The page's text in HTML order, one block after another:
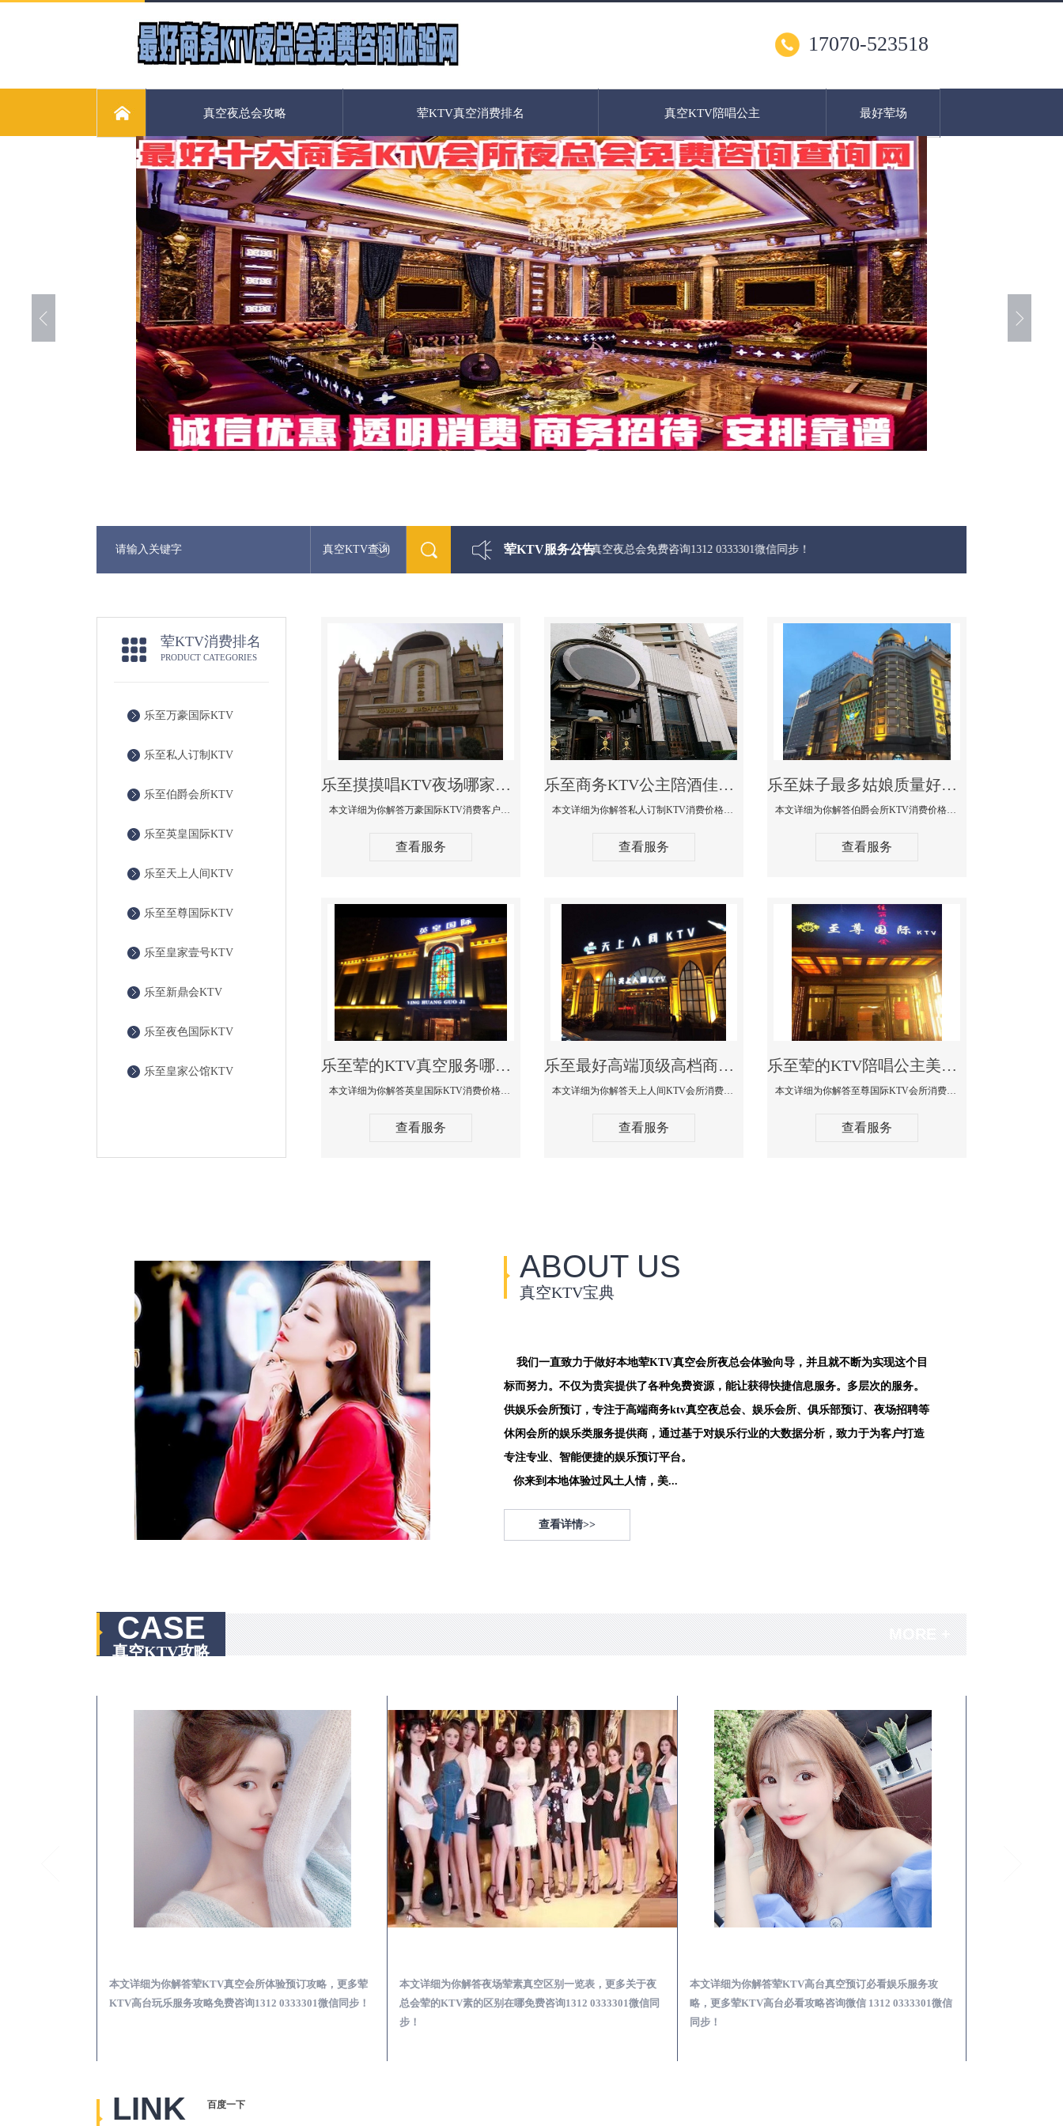
17070-523518
真空夜总会攻略 荤KTV真空消费排名 真空KTV陪唱公主 最好荤场
真空KTV查询 荤KTV服务公告
最新荤KTV真空夜总会免费咨询1312 0333301微信同步！
荤KTV消费排名
PRODUCT CATEGORIES
乐至万豪国际KTV
乐至私人订制KTV
乐至伯爵会所KTV
乐至英皇国际KTV
乐至天上人间KTV
乐至至尊国际KTV
乐至皇家壹号KTV
乐至新鼎会KTV
乐至夜色国际KTV
乐至皇家公馆KTV
乐至摸摸唱KTV夜场哪家好玩开放-万豪国际KTV消费客户点评
本文详细为你解答万豪国际KTV消费客户点评，更多关于摸摸唱KTV夜场哪家好玩开放咨询1312 0333301微信同步！
查看服务
乐至商务KTV公主陪酒佳丽漂亮哪家多-私人订制KTV消费价格口碑点评
本文详细为你解答私人订制KTV消费价格口碑点评，更多关于商务KTV公主陪酒佳丽漂亮哪家多免费咨询1312 0333301微信同步！
查看服务
乐至妹子最多姑娘质量好的真空夜总会KTV-伯爵会所KTV消费点评
本文详细为你解答伯爵会所KTV消费价格点评，更多关于妹子最多姑娘质量好的真空夜总会KTV免费咨询1312 0333301微信同步！
查看服务
乐至荤的KTV真空服务哪家好-英皇国际KTV消费价格口碑点评
本文详细为你解答英皇国际KTV消费价格点评，更多关于荤的KTV真空服务哪家好免费咨询1312 0333301微信同步！
查看服务
乐至最好高端顶级高档商务KTV夜总会-天上人间KTV消费点评
本文详细为你解答天上人间KTV会所消费价格点评，更多关于最好高端顶级高档商务KTV夜总会免费咨询1312 0333301微信同步！
查看服务
乐至荤的KTV陪唱公主美女哪家最多-至尊国际KTV会所消费价格
本文详细为你解答至尊国际KTV会所消费价格点评，更多关于荤的KTV陪唱公主美女哪家最多免费咨询1312 0333301微信同步！
查看服务
ABOUT US
真空KTV宝典
我们一直致力于做好本地荤KTV真空会所夜总会体验向导，并且就不断为实现这个目
标而努力。不仅为贵宾提供了各种免费资源，能让获得快捷信息服务。多层次的服务。
供娱乐会所预订，专注于高端商务ktv真空夜总会、娱乐会所、俱乐部预订、夜场招聘等
休闲会所的娱乐类服务提供商，通过基于对娱乐行业的大数据分析，致力于为客户打造
专注专业、智能便捷的娱乐预订平台。
你来到本地体验过风土人情，美...
查看详情>>
CASE
真空KTV攻略
本文详细为你解答荤KTV真空会所体验预订攻略，更多荤
KTV高台玩乐服务攻略免费咨询1312 0333301微信同步！
本文详细为你解答夜场荤素真空区别一览表，更多关于夜
总会荤的KTV素的区别在哪免费咨询1312 0333301微信同
步！
本文详细为你解答荤KTV高台真空预订必看娱乐服务攻
略，更多荤KTV高台必看攻略咨询微信 1312 0333301微信
同步！
LINK 百度一下